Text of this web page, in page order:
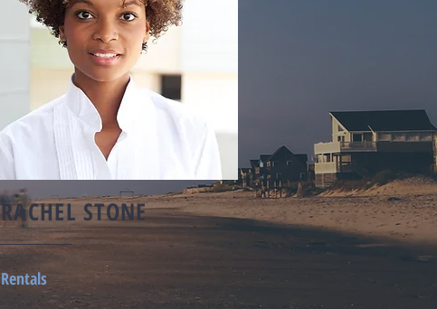
RACHEL STONE
Rentals